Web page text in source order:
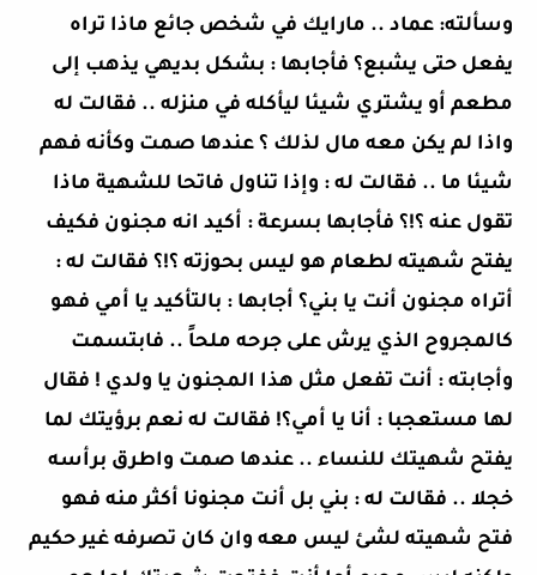
وسألته: عماد .. مارايك في شخص جائع ماذا تراه
يفعل حتى يشبع؟ فأجابها : بشكل بديهي يذهب إلى
مطعم أو يشتري شيئا ليأكله في منزله .. فقالت له
واذا لم يكن معه مال لذلك ؟ عندها صمت وكأنه فهم
شيئا ما .. فقالت له : وإذا تناول فاتحا للشهية ماذا
تقول عنه ؟!؟ فأجابها بسرعة : أكيد انه مجنون فكيف
يفتح شهيته لطعام هو ليس بحوزته ؟!؟ فقالت له :
أتراه مجنون أنت يا بني؟ أجابها : بالتأكيد يا أمي فهو
كالمجروح الذي يرش على جرحه ملحاً .. فابتسمت
وأجابته : أنت تفعل مثل هذا المجنون يا ولدي ! فقال
لها مستعجبا : أنا يا أمي؟! فقالت له نعم برؤيتك لما
يفتح شهيتك للنساء .. عندها صمت واطرق برأسه
خجلا .. فقالت له : بني بل أنت مجنونا أكثر منه فهو
فتح شهيته لشئ ليس معه وان كان تصرفه غير حكيم